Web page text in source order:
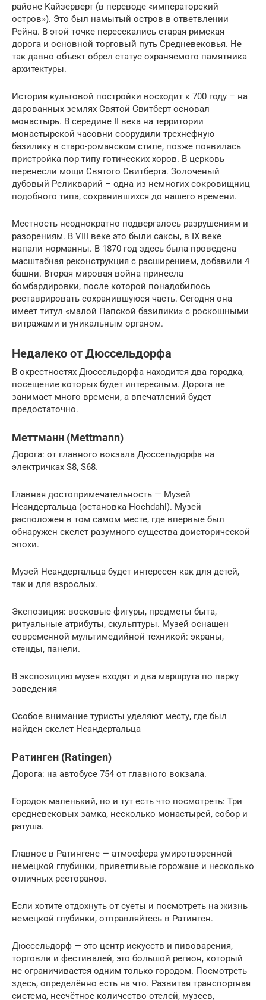
районе Кайзерверт (в переводе «императорский
остров»). Это был намытый остров в ответвлении
Рейна. В этой точке пересекались старая римская
дорога и основной торговый путь Средневековья. Не
так давно объект обрел статус охраняемого памятника
архитектуры.
История культовой постройки восходит к 700 году – на
дарованных землях Святой Свитберт основал
монастырь. В середине II века на территории
монастырской часовни соорудили трехнефную
базилику в старо-романском стиле, позже появилась
пристройка пор типу готических хоров. В церковь
перенесли мощи Святого Свитберта. Золоченый
дубовый Реликварий – одна из немногих сокровищниц
подобного типа, сохранившихся до нашего времени.
Местность неоднократно подвергалось разрушениям и
разорениям. В VIII веке это были саксы, в IX веке
напали норманны. В 1870 год здесь была проведена
масштабная реконструкция с расширением, добавили 4
башни. Вторая мировая война принесла
бомбардировки, после которой понадобилось
реставрировать сохранившуюся часть. Сегодня она
имеет титул «малой Папской базилики» с роскошными
витражами и уникальным органом.
Недалеко от Дюссельдорфа
В окрестностях Дюссельдорфа находится два городка,
посещение которых будет интересным. Дорога не
занимает много времени, а впечатлений будет
предостаточно.
Меттманн (Mettmann)
Дорога: от главного вокзала Дюссельдорфа на
электричках S8, S68.
Главная достопримечательность — Музей
Неандертальца (остановка Hochdahl). Музей
расположен в том самом месте, где впервые был
обнаружен скелет разумного существа доисторической
эпохи.
Музей Неандертальца будет интересен как для детей,
так и для взрослых.
Экспозиция: восковые фигуры, предметы быта,
ритуальные атрибуты, скульптуры. Музей оснащен
современной мультимедийной техникой: экраны,
стенды, панели.
В экспозицию музея входят и два маршрута по парку
заведения
Особое внимание туристы уделяют месту, где был
найден скелет Неандертальца
Ратинген (Ratingen)
Дорога: на автобусе 754 от главного вокзала.
Городок маленький, но и тут есть что посмотреть: Три
средневековых замка, несколько монастырей, собор и
ратуша.
Главное в Ратингене — атмосфера умиротворенной
немецкой глубинки, приветливые горожане и несколько
отличных ресторанов.
Если хотите отдохнуть от суеты и посмотреть на жизнь
немецкой глубинки, отправляйтесь в Ратинген.
Дюссельдорф — это центр искусств и пивоварения,
торговли и фестивалей, это большой регион, который
не ограничивается одним только городом. Посмотреть
здесь, определённо есть на что. Развитая транспортная
система, несчётное количество отелей, музеев,